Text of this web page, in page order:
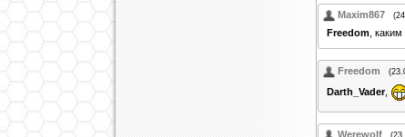
Maxim867
Freedom ,
Freedom
Darth_Vader,
Werewolf